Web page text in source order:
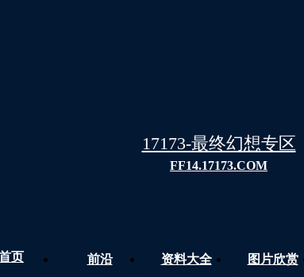
17173-最终幻想专区
FF14.17173.COM
页 前沿 资料大全 图片欣赏